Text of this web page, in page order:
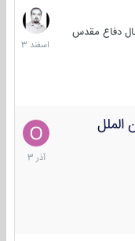
دفاع مقدس
20
اسفند
1403
21
آذر
1403